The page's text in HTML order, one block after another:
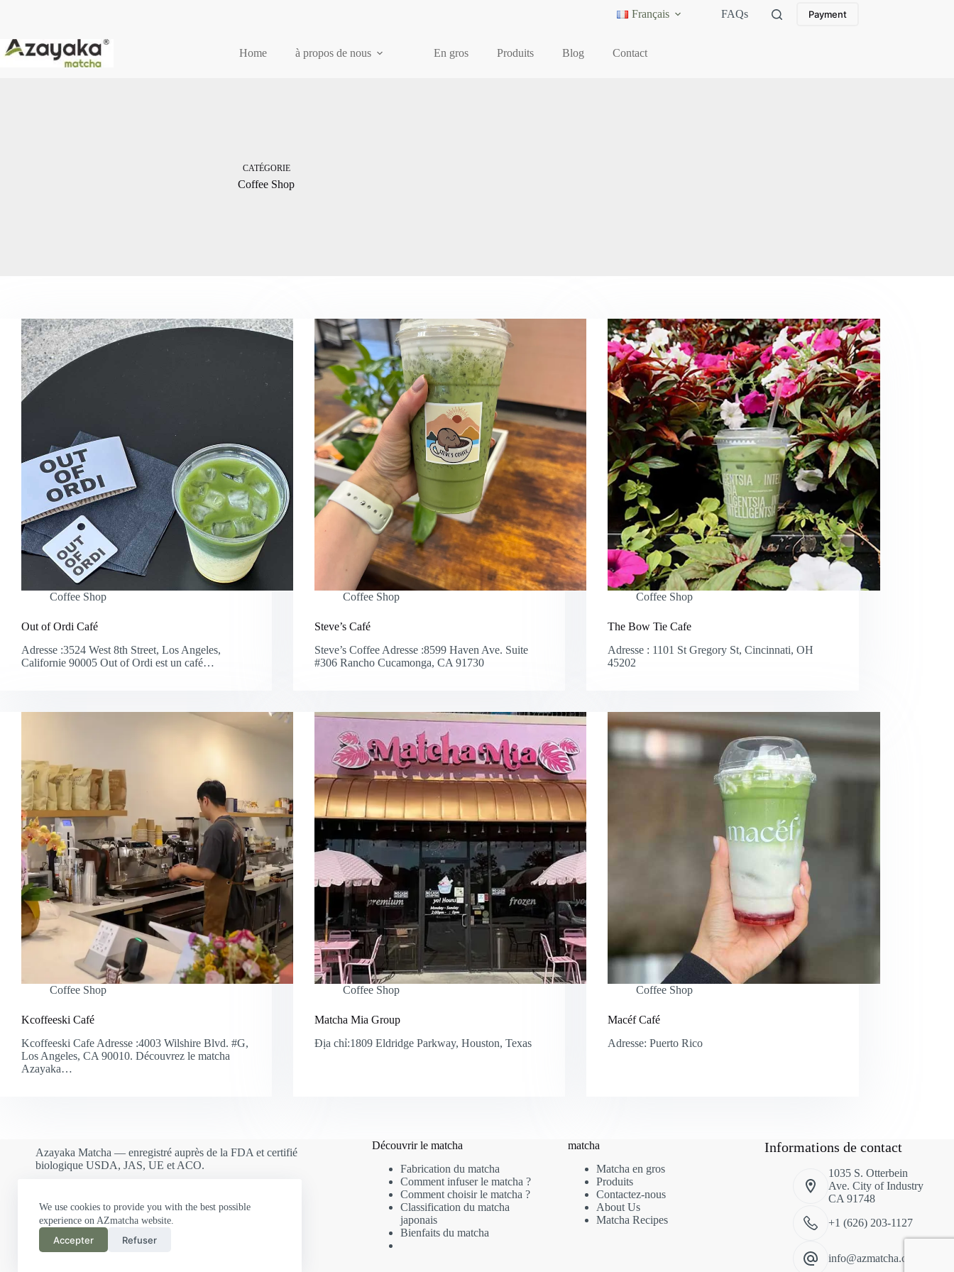
We use cookies to provide you with the best possible
experience on AZmatcha website.
Accepter Refuser
Français FAQs Payment
Home à propos de nous En gros Produits Blog Contact
CATÉGORIE
Coffee Shop
Coffee Shop
Out of Ordi Café
Adresse :3524 West 8th Street, Los Angeles,
Californie 90005 Out of Ordi est un café…
Coffee Shop
Steve’s Café
Steve’s Coffee Adresse :8599 Haven Ave. Suite
#306 Rancho Cucamonga, CA 91730
Coffee Shop
The Bow Tie Cafe
Adresse : 1101 St Gregory St, Cincinnati, OH
45202
Coffee Shop
Kcoffeeski Café
Kcoffeeski Cafe Adresse :4003 Wilshire Blvd. #G,
Los Angeles, CA 90010. Découvrez le matcha
Azayaka…
Coffee Shop
Matcha Mia Group
Địa chỉ:1809 Eldridge Parkway, Houston, Texas
Coffee Shop
Macéf Café
Adresse: Puerto Rico
Azayaka Matcha — enregistré auprès de la FDA et certifié
biologique USDA, JAS, UE et ACO.
Découvrir le matcha
Fabrication du matcha
Comment infuser le matcha ?
Comment choisir le matcha ?
Classification du matcha
japonais
Bienfaits du matcha
matcha
Matcha en gros
Produits
Contactez-nous
About Us
Matcha Recipes
Informations de contact
1035 S. Otterbein
Ave. City of Industry
CA 91748
+1 (626) 203-1127
info@azmatcha.com